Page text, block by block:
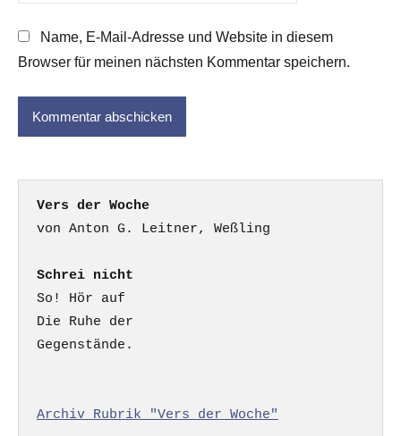
Name, E-Mail-Adresse und Website in diesem
Browser für meinen nächsten Kommentar speichern.
Vers der Woche
Schrei nicht
So! Hör auf
Die Ruhe der
Gegenstände.
Archiv Rubrik "Vers der Woche"